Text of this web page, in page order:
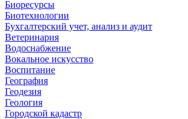
Биоресурсы
Биотехнологии
Бухгалтерский учет, анализ и аудит
Ветеринария
Водоснабжение
Вокальное искусство
Воспитание
География
Геодезия
Геология
Городской кадастр